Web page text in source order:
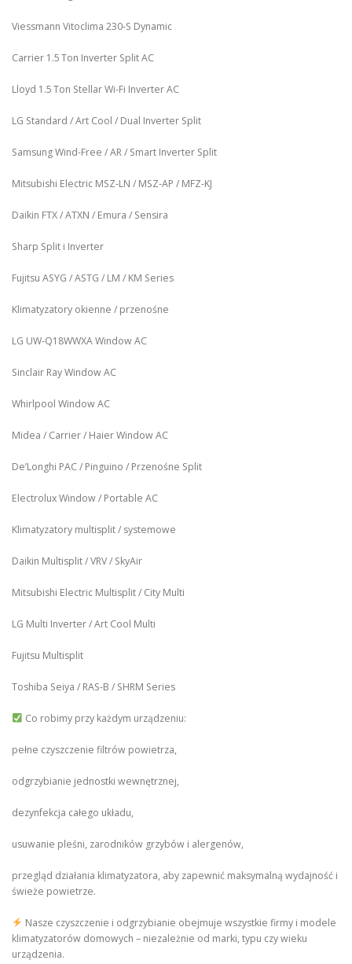
Viessmann Vitoclima 230‑S Dynamic
Carrier 1.5 Ton Inverter Split AC
Lloyd 1.5 Ton Stellar Wi‑Fi Inverter AC
LG Standard / Art Cool / Dual Inverter Split
Samsung Wind-Free / AR / Smart Inverter Split
Mitsubishi Electric MSZ‑LN / MSZ‑AP / MFZ-KJ
Daikin FTX / ATXN / Emura / Sensira
Sharp Split i Inverter
Fujitsu ASYG / ASTG / LM / KM Series
Klimatyzatory okienne / przenośne
LG UW‑Q18WWXA Window AC
Sinclair Ray Window AC
Whirlpool Window AC
Midea / Carrier / Haier Window AC
De’Longhi PAC / Pinguino / Przenośne Split
Electrolux Window / Portable AC
Klimatyzatory multisplit / systemowe
Daikin Multisplit / VRV / SkyAir
Mitsubishi Electric Multisplit / City Multi
LG Multi Inverter / Art Cool Multi
Fujitsu Multisplit
Toshiba Seiya / RAS-B / SHRM Series
Co robimy przy każdym urządzeniu:
pełne czyszczenie filtrów powietrza,
odgrzybianie jednostki wewnętrznej,
dezynfekcja całego układu,
usuwanie pleśni, zarodników grzybów i alergenów,
przegląd działania klimatyzatora, aby zapewnić maksymalną wydajność i
świeże powietrze.
Nasze czyszczenie i odgrzybianie obejmuje wszystkie firmy i modele
klimatyzatorów domowych – niezależnie od marki, typu czy wieku
urządzenia.